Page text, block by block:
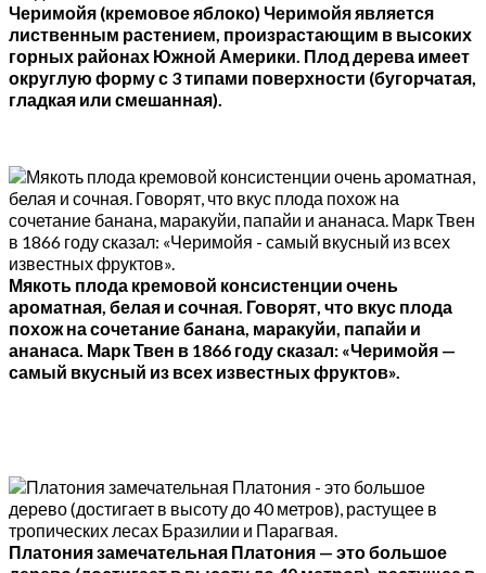
Черимойя (кремовое яблоко) Черимойя является
лиственным растением, произрастающим в высоких
горных районах Южной Америки. Плод дерева имеет
округлую форму с 3 типами поверхности (бугорчатая,
гладкая или смешанная).
Мякоть плода кремовой консистенции очень
ароматная, белая и сочная. Говорят, что вкус плода
похож на сочетание банана, маракуйи, папайи и
ананаса. Марк Твен в 1866 году сказал: «Черимойя —
самый вкусный из всех известных фруктов».
Платония замечательная Платония — это большое